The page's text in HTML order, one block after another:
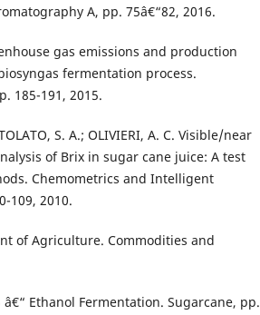
A, pp. 75â€“82, 2016.
gas emissions and production
fermentation process.
185-191, 2015.
S. A.; OLIVIERI, A. C. Visible/near
of Brix in sugar cane juice: A test
Chemometrics and Intelligent
109, 2010.
of Agriculture. Commodities and
â€“ Ethanol Fermentation. Sugarcane, pp.